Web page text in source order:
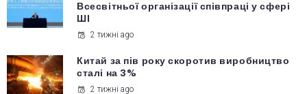
Всесвітньої організації співпраці у сфері
ШІ
2 тижні ago
Китай за пів року скоротив виробництво
сталі на 3%
2 тижні ago